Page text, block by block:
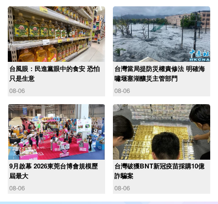
台風眼：民進黨眼中的食安 恐怕
只是生意
08-06
台灣當局提防災權責修法 明確海
嘯堰塞湖釀災主管部門
08-06
9月啟幕 2026東莞台博會規模歷
屆最大
08-06
台灣破獲BNT新冠疫苗採購10億
詐騙案
08-06